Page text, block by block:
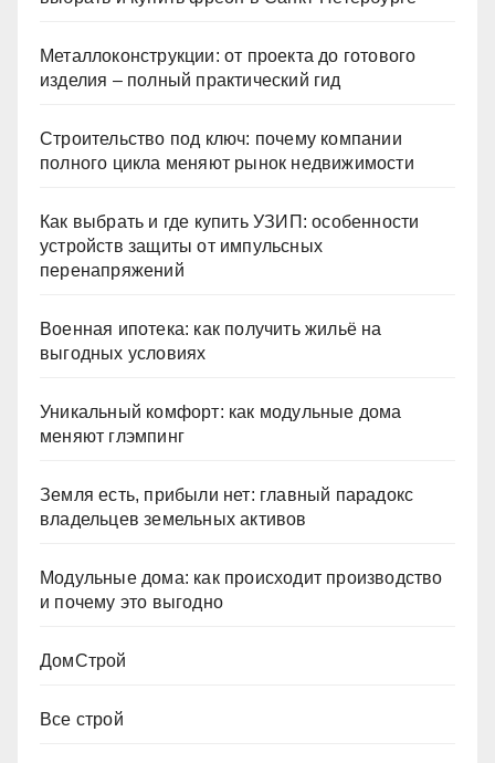
Металлоконструкции: от проекта до готового
изделия – полный практический гид
Строительство под ключ: почему компании
полного цикла меняют рынок недвижимости
Как выбрать и где купить УЗИП: особенности
устройств защиты от импульсных
перенапряжений
Военная ипотека: как получить жильё на
выгодных условиях
Уникальный комфорт: как модульные дома
меняют глэмпинг
Земля есть, прибыли нет: главный парадокс
владельцев земельных активов
Модульные дома: как происходит производство
и почему это выгодно
ДомСтрой
Все строй